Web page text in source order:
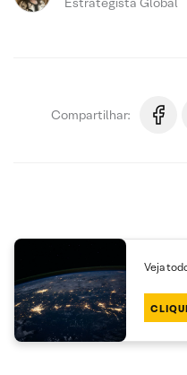
Compartilhar:
Veja